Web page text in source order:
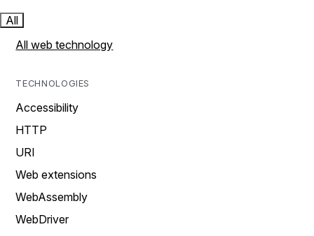
All
All web technology
TECHNOLOGIES
Accessibility
HTTP
URI
Web extensions
WebAssembly
WebDriver